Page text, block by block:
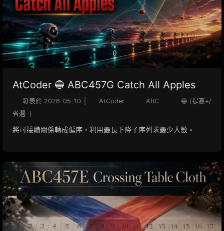
AtCoder 🔵 ABC457G Catch All Apples
發表於 2026-05-10 AtCoder ABC
🔵 (提高+/
省選−)
將可接續關係轉成偏序，利用最長下降子序列求最少人數。